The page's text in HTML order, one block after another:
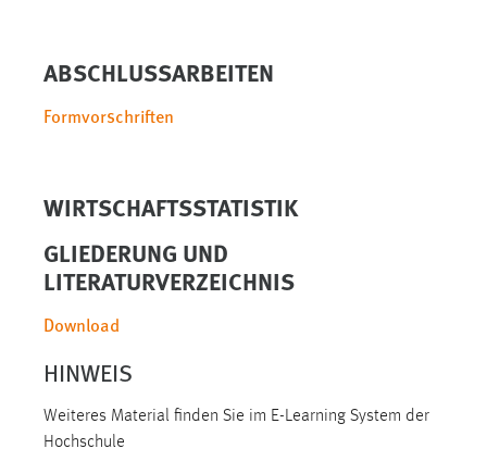
ABSCHLUSSARBEITEN
Formvorschriften
WIRTSCHAFTSSTATISTIK
GLIEDERUNG UND
LITERATURVERZEICHNIS
Download
HINWEIS
Weiteres Material finden Sie im E-Learning System der
Hochschule
Performance
Für performante Seitenauslieferung wird in diesem Cookie
gespeichert, ob man eingeloggt ist.
Sprachpräferenz
Name:
Zweck: